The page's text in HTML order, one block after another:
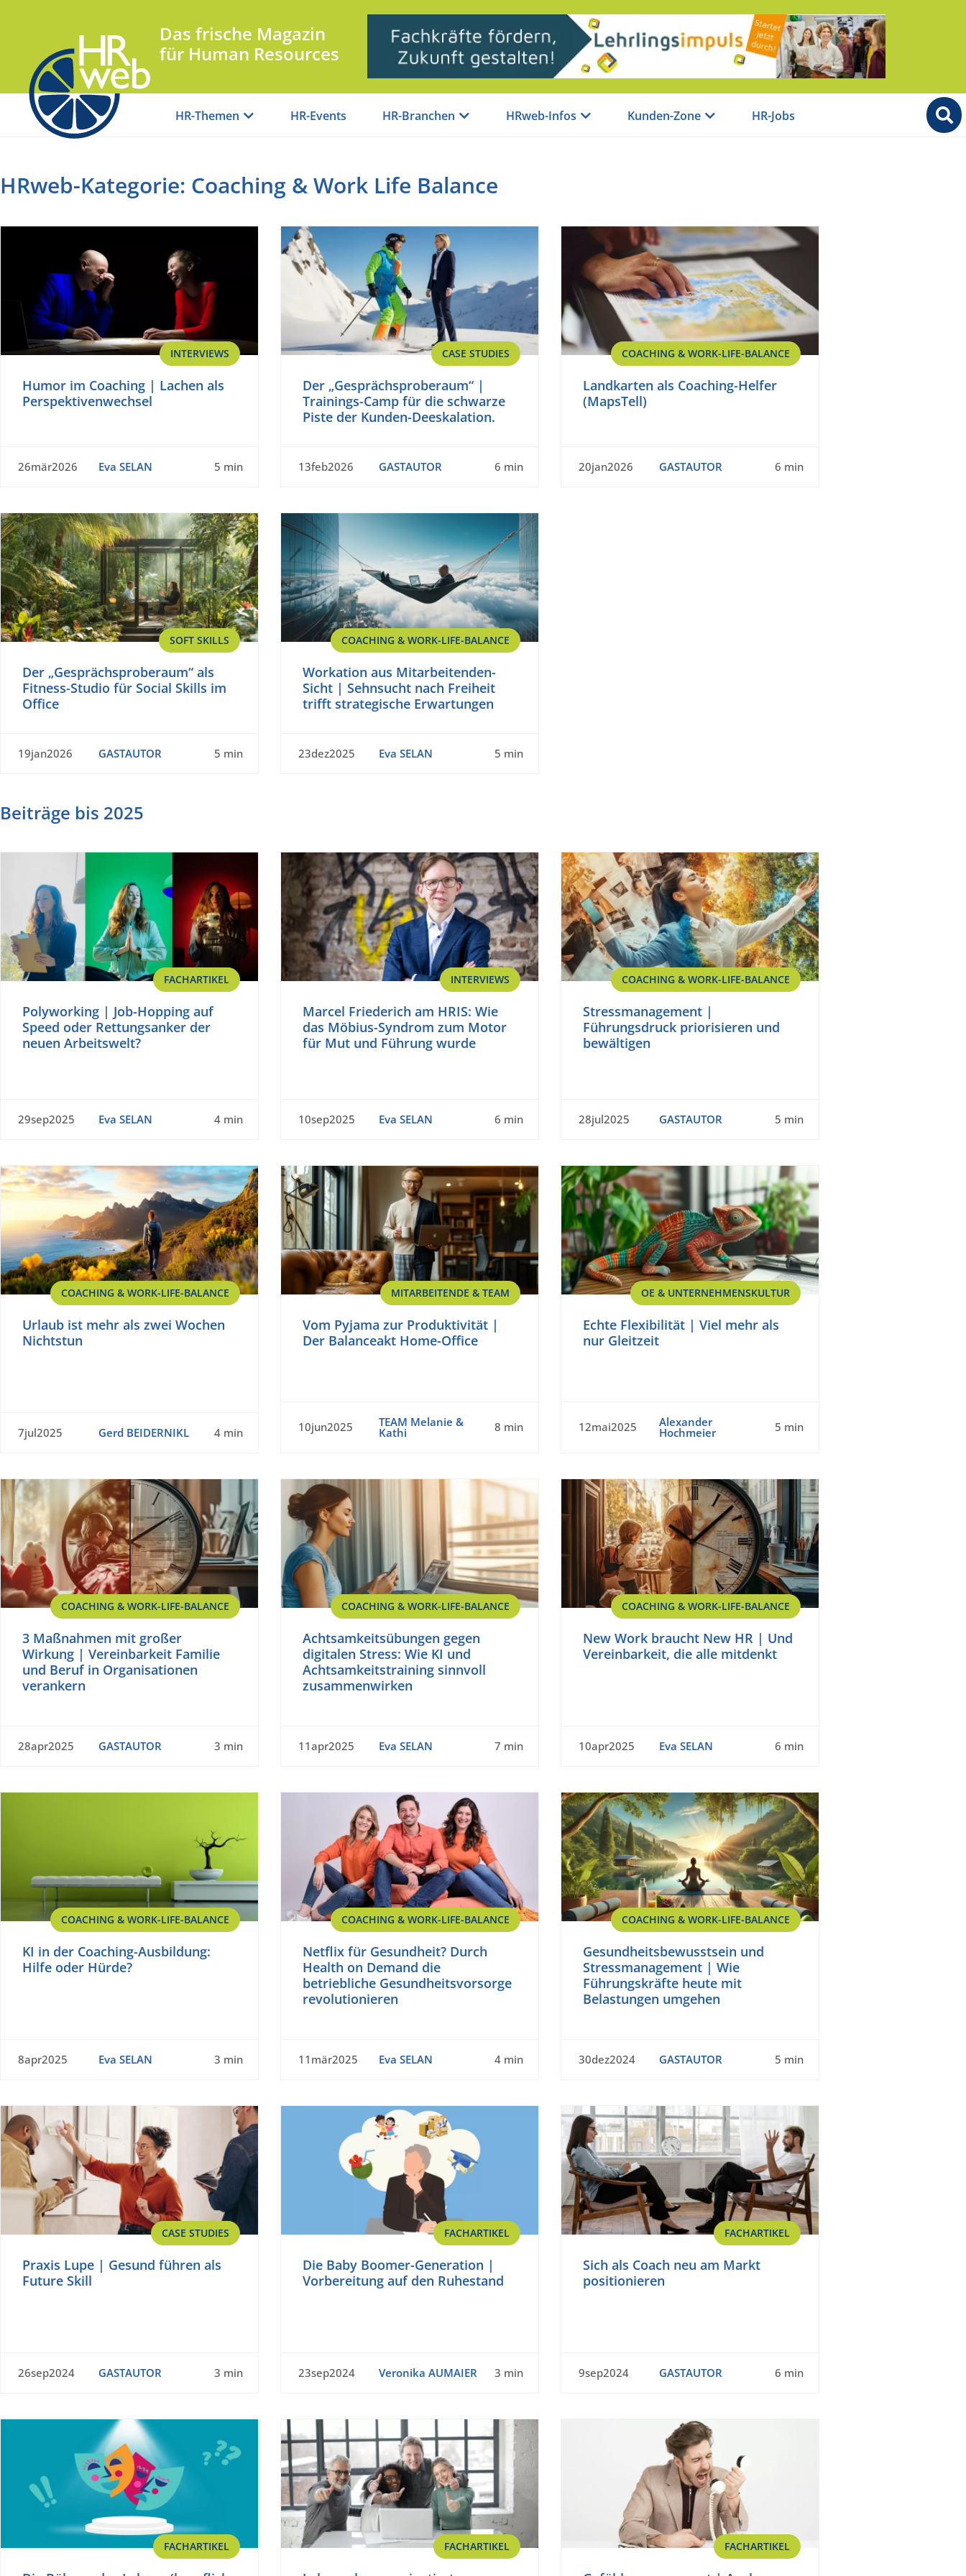
Das frische Magazin
für Human Resources
HR-Themen HR-Events HR-Branchen HRweb-Infos Kunden-Zone HR-Jobs
HRweb-Kategorie: Coaching & Work Life Balance
INTERVIEWS
Humor im Coaching | Lachen als
Perspektivenwechsel
26mär2026 Eva SELAN 5 min
CASE STUDIES
Der „Gesprächsproberaum“ |
Trainings-Camp für die schwarze
Piste der Kunden-Deeskalation.
13feb2026 GASTAUTOR 6 min
COACHING & WORK-LIFE-BALANCE
Landkarten als Coaching-Helfer
(MapsTell)
20jan2026 GASTAUTOR 6 min
SOFT SKILLS
Der „Gesprächsproberaum“ als
Fitness-Studio für Social Skills im
Office
19jan2026 GASTAUTOR 5 min
COACHING & WORK-LIFE-BALANCE
Workation aus Mitarbeitenden-
Sicht | Sehnsucht nach Freiheit
trifft strategische Erwartungen
23dez2025 Eva SELAN 5 min
Beiträge bis 2025
FACHARTIKEL
Polyworking | Job-Hopping auf
Speed oder Rettungsanker der
neuen Arbeitswelt?
29sep2025 Eva SELAN 4 min
INTERVIEWS
Marcel Friederich am HRIS: Wie
das Möbius-Syndrom zum Motor
für Mut und Führung wurde
10sep2025 Eva SELAN 6 min
COACHING & WORK-LIFE-BALANCE
Stressmanagement |
Führungsdruck priorisieren und
bewältigen
28jul2025 GASTAUTOR 5 min
COACHING & WORK-LIFE-BALANCE
Urlaub ist mehr als zwei Wochen
Nichtstun
7jul2025 Gerd BEIDERNIKL 4 min
MITARBEITENDE & TEAM
Vom Pyjama zur Produktivität |
Der Balanceakt Home-Office
10jun2025 TEAM Melanie &
Kathi 8 min
OE & UNTERNEHMENSKULTUR
Echte Flexibilität | Viel mehr als
nur Gleitzeit
12mai2025 Alexander
Hochmeier 5 min
COACHING & WORK-LIFE-BALANCE
3 Maßnahmen mit großer
Wirkung | Vereinbarkeit Familie
und Beruf in Organisationen
verankern
28apr2025 GASTAUTOR 3 min
COACHING & WORK-LIFE-BALANCE
Achtsamkeitsübungen gegen
digitalen Stress: Wie KI und
Achtsamkeitstraining sinnvoll
zusammenwirken
11apr2025 Eva SELAN 7 min
COACHING & WORK-LIFE-BALANCE
New Work braucht New HR | Und
Vereinbarkeit, die alle mitdenkt
10apr2025 Eva SELAN 6 min
COACHING & WORK-LIFE-BALANCE
KI in der Coaching-Ausbildung:
Hilfe oder Hürde?
8apr2025 Eva SELAN 3 min
COACHING & WORK-LIFE-BALANCE
Netflix für Gesundheit? Durch
Health on Demand die
betriebliche Gesundheitsvorsorge
revolutionieren
11mär2025 Eva SELAN 4 min
COACHING & WORK-LIFE-BALANCE
Gesundheitsbewusstsein und
Stressmanagement | Wie
Führungskräfte heute mit
Belastungen umgehen
30dez2024 GASTAUTOR 5 min
CASE STUDIES
Praxis Lupe | Gesund führen als
Future Skill
26sep2024 GASTAUTOR 3 min
FACHARTIKEL
Die Baby Boomer-Generation |
Vorbereitung auf den Ruhestand
23sep2024 Veronika AUMAIER 3 min
FACHARTIKEL
Sich als Coach neu am Markt
positionieren
9sep2024 GASTAUTOR 6 min
FACHARTIKEL FACHARTIKEL FACHARTIKEL